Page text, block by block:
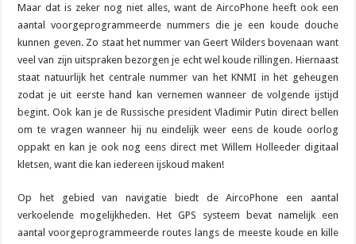
Maar dat is zeker nog niet alles, want de AircoPhone heeft ook een
aantal voorgeprogrammeerde nummers die je een koude douche
kunnen geven. Zo staat het nummer van Geert Wilders bovenaan want
veel van zijn uitspraken bezorgen je echt wel koude rillingen. Hiernaast
staat natuurlijk het centrale nummer van het KNMI in het geheugen
zodat je uit eerste hand kan vernemen wanneer de volgende ijstijd
begint. Ook kan je de Russische president Vladimir Putin direct bellen
om te vragen wanneer hij nu eindelijk weer eens de koude oorlog
oppakt en kan je ook nog eens direct met Willem Holleeder digitaal
kletsen, want die kan iedereen ijskoud maken!
Op het gebied van navigatie biedt de AircoPhone een aantal
verkoelende mogelijkheden. Het GPS systeem bevat namelijk een
aantal voorgeprogrammeerde routes langs de meeste koude en kille